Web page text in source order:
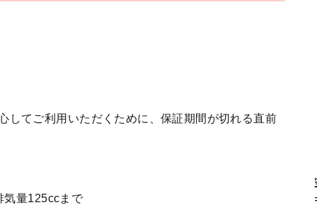
してご利用いただくために、保証期間が切れる直前
量125ccまで